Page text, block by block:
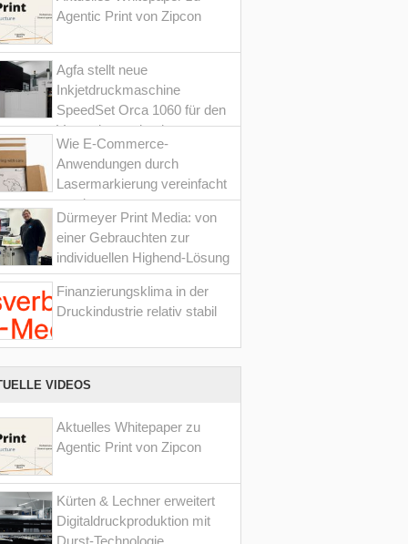
Agentic Print von Zipcon
Agfa stellt neue
Inkjetdruckmaschine
SpeedSet Orca 1060 für den
Verpackungsdruck vor
Wie E-Commerce-
Anwendungen durch
Lasermarkierung vereinfacht
werden
Dürmeyer Print Media: von
einer Gebrauchten zur
individuellen Highend-Lösung
Finanzierungsklima in der
Druckindustrie relativ stabil
VIDEOS
Aktuelles Whitepaper zu
Agentic Print von Zipcon
Kürten & Lechner erweitert
Digitaldruckproduktion mit
Durst-Technologie